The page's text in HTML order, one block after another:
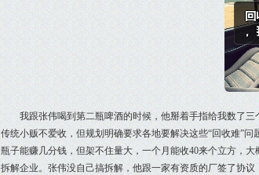
我跟张伟喝到第二瓶啤酒的时候，他掰着手指给我数了
传统小贩不爱收，但规划明确要求各地要解决这些“回收难”
瓶子能赚几分钱，但架不住量大，一个月能收40来个立方，
拆解企业。张伟没自己搞拆解，他跟一家有资质的厂签了协